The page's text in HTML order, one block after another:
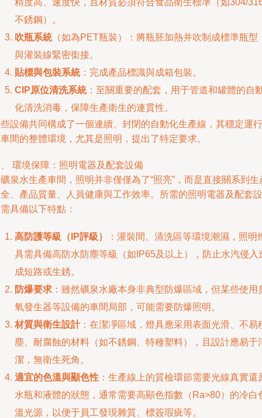
精度高、速度快，且材質必須符合食品衛生標準（如304/
不銹鋼）。
吹瓶系統（如為PET瓶裝）：將瓶胚加熱并吹制成標準瓶型
與灌裝線緊密銜接。
貼標與包裝系統：完成產品標識與成箱包裝。
CIP原位清洗系統：至關重要的配套，用于管道和罐體的自
化清洗消毒，保障生產衛生的連貫性。
設備共同構成了一個連續、封閉的自動化生產線，其穩定運行
間的整體環境，尤其是照明，提出了特定要求。
環境保障：照明電器及配套設備
泉水生產車間，照明并非僅僅為了“照亮”，而是直接關系到生
、產品質量、人員健康與工作效率。所需的照明電器及配套設
具備以下特點：
高防護等級（IP評級）
：灌裝間、清洗區等環境潮濕，照明
具需具備高防水防塵等級（如IP65及以上），防止水汽侵入
成短路或生銹。
防爆要求 ：雖然礦泉水廠本身非典型防爆區域，但某些使用
氧發生器等設備的車間局部，可能需要防爆照明。
材質與衛生設計：在潔凈區域，燈具應采用表面光滑、不易
塵、耐腐蝕的材料（如不銹鋼、特種塑料），且設計應易于
潔，無衛生死角。
適宜的色溫與顯色性 ：生產線上的質檢環節需要光線真實還
水瓶和液體的狀態，通常需要高顯色指數（Ra>80）的冷白
溫光源，以便于員工發現雜質、標簽瑕疵等。